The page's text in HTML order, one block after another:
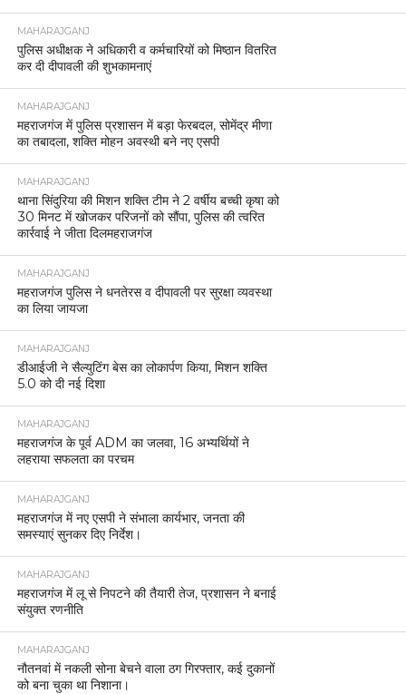
MAHARAJGANJ
पुलिस अधीक्षक ने अधिकारी व कर्मचारियों को मिष्ठान वितरित
कर दी दीपावली की शुभकामनाएं
MAHARAJGANJ
महराजगंज में पुलिस प्रशासन में बड़ा फेरबदल, सोमेंद्र मीणा
का तबादला, शक्ति मोहन अवस्थी बने नए एसपी
MAHARAJGANJ
थाना सिंदुरिया की मिशन शक्ति टीम ने 2 वर्षीय बच्ची कृषा को
30 मिनट में खोजकर परिजनों को सौंपा, पुलिस की त्वरित
कार्रवाई ने जीता दिलमहराजगंज
MAHARAJGANJ
महराजगंज पुलिस ने धनतेरस व दीपावली पर सुरक्षा व्यवस्था
का लिया जायजा
MAHARAJGANJ
डीआईजी ने सैल्युटिंग बेस का लोकार्पण किया, मिशन शक्ति
5.0 को दी नई दिशा
MAHARAJGANJ
महराजगंज के पूर्व ADM का जलवा, 16 अभ्यर्थियों ने
लहराया सफलता का परचम
MAHARAJGANJ
महराजगंज में नए एसपी ने संभाला कार्यभार, जनता की
समस्याएं सुनकर दिए निर्देश।
MAHARAJGANJ
महराजगंज में लू से निपटने की तैयारी तेज, प्रशासन ने बनाई
संयुक्त रणनीति
MAHARAJGANJ
नौतनवां में नकली सोना बेचने वाला ठग गिरफ्तार, कई दुकानों
को बना चुका था निशाना।